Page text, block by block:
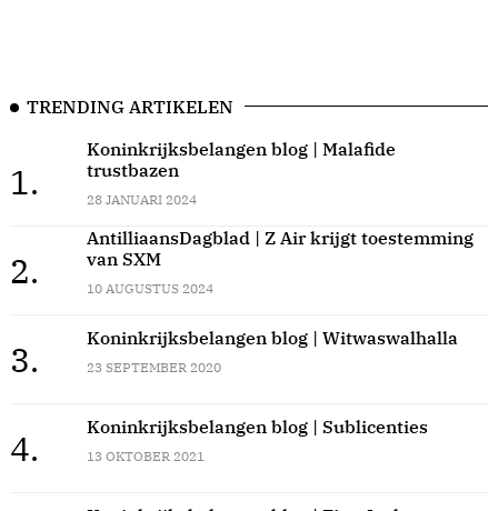
TRENDING ARTIKELEN
1.
Koninkrijksbelangen blog | Malafide
trustbazen
28 JANUARI 2024
2.
AntilliaansDagblad | Z Air krijgt toestemming
van SXM
10 AUGUSTUS 2024
3.
Koninkrijksbelangen blog | Witwaswalhalla
23 SEPTEMBER 2020
4.
Koninkrijksbelangen blog | Sublicenties
13 OKTOBER 2021